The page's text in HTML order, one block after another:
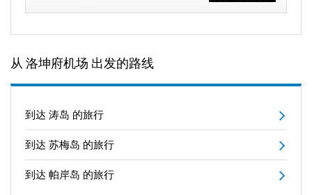
从 洛坤府机场 出发的路线
到达 涛岛 的旅行
到达 苏梅岛 的旅行
到达 帕岸岛 的旅行